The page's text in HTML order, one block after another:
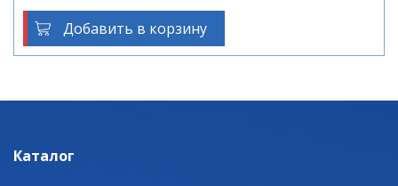
Добавить в корзину
Каталог